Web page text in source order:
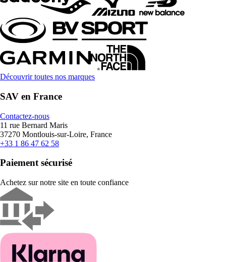
Découvrir toutes nos marques
SAV en France
Contactez-nous
11 rue Bernard Maris
37270 Montlouis-sur-Loire, France
+33 1 86 47 62 58
Paiement sécurisé
Achetez sur notre site en toute confiance